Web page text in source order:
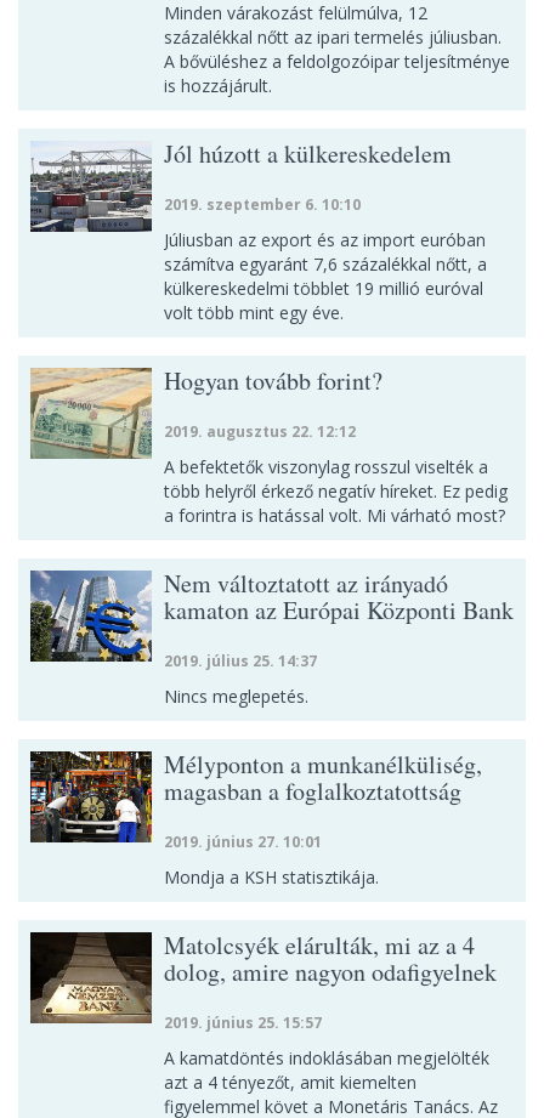
Minden várakozást felülmúlva, 12
százalékkal nőtt az ipari termelés júliusban.
A bővüléshez a feldolgozóipar teljesítménye
is hozzájárult.
Jól húzott a külkereskedelem
2019. szeptember 6. 10:10
Júliusban az export és az import euróban
számítva egyaránt 7,6 százalékkal nőtt, a
külkereskedelmi többlet 19 millió euróval
volt több mint egy éve.
Hogyan tovább forint?
2019. augusztus 22. 12:12
A befektetők viszonylag rosszul viselték a
több helyről érkező negatív híreket. Ez pedig
a forintra is hatással volt. Mi várható most?
Nem változtatott az irányadó
kamaton az Európai Központi Bank
2019. július 25. 14:37
Nincs meglepetés.
Mélyponton a munkanélküliség,
magasban a foglalkoztatottság
2019. június 27. 10:01
Mondja a KSH statisztikája.
Matolcsyék elárulták, mi az a 4
dolog, amire nagyon odafigyelnek
2019. június 25. 15:57
A kamatdöntés indoklásában megjelölték
azt a 4 tényezőt, amit kiemelten
figyelemmel követ a Monetáris Tanács. Az